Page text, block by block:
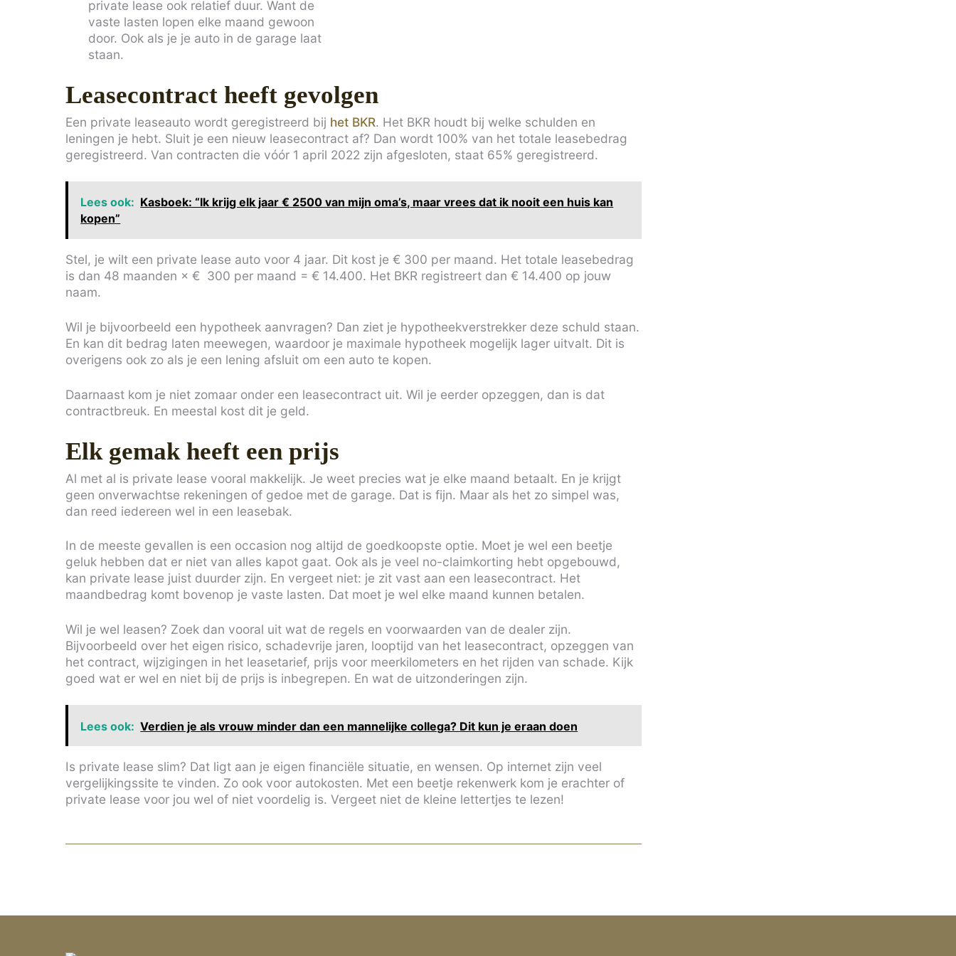
private lease ook relatief duur. Want de
vaste lasten lopen elke maand gewoon
door. Ook als je je auto in de garage laat
staan.
Leasecontract heeft gevolgen
Een private leaseauto wordt geregistreerd bij het BKR. Het BKR houdt bij welke schulden en
leningen je hebt. Sluit je een nieuw leasecontract af? Dan wordt 100% van het totale leasebedrag
geregistreerd. Van contracten die vóór 1 april 2022 zijn afgesloten, staat 65% geregistreerd.
Lees ook: Kasboek: “Ik krijg elk jaar € 2500 van mijn oma’s, maar vrees dat ik nooit een huis kan
kopen”
Stel, je wilt een private lease auto voor 4 jaar. Dit kost je € 300 per maand. Het totale leasebedrag
is dan 48 maanden × € 300 per maand = € 14.400. Het BKR registreert dan € 14.400 op jouw
naam.
Wil je bijvoorbeeld een hypotheek aanvragen? Dan ziet je hypotheekverstrekker deze schuld staan.
En kan dit bedrag laten meewegen, waardoor je maximale hypotheek mogelijk lager uitvalt. Dit is
overigens ook zo als je een lening afsluit om een auto te kopen.
Daarnaast kom je niet zomaar onder een leasecontract uit. Wil je eerder opzeggen, dan is dat
contractbreuk. En meestal kost dit je geld.
Elk gemak heeft een prijs
Al met al is private lease vooral makkelijk. Je weet precies wat je elke maand betaalt. En je krijgt
geen onverwachtse rekeningen of gedoe met de garage. Dat is fijn. Maar als het zo simpel was,
dan reed iedereen wel in een leasebak.
In de meeste gevallen is een occasion nog altijd de goedkoopste optie. Moet je wel een beetje
geluk hebben dat er niet van alles kapot gaat. Ook als je veel no-claimkorting hebt opgebouwd,
kan private lease juist duurder zijn. En vergeet niet: je zit vast aan een leasecontract. Het
maandbedrag komt bovenop je vaste lasten. Dat moet je wel elke maand kunnen betalen.
Wil je wel leasen? Zoek dan vooral uit wat de regels en voorwaarden van de dealer zijn.
Bijvoorbeeld over het eigen risico, schadevrije jaren, looptijd van het leasecontract, opzeggen van
het contract, wijzigingen in het leasetarief, prijs voor meerkilometers en het rijden van schade. Kijk
goed wat er wel en niet bij de prijs is inbegrepen. En wat de uitzonderingen zijn.
Lees ook: Verdien je als vrouw minder dan een mannelijke collega? Dit kun je eraan doen
Is private lease slim? Dat ligt aan je eigen financiële situatie, en wensen. Op internet zijn veel
vergelijkingssite te vinden. Zo ook voor autokosten. Met een beetje rekenwerk kom je erachter of
private lease voor jou wel of niet voordelig is. Vergeet niet de kleine lettertjes te lezen!